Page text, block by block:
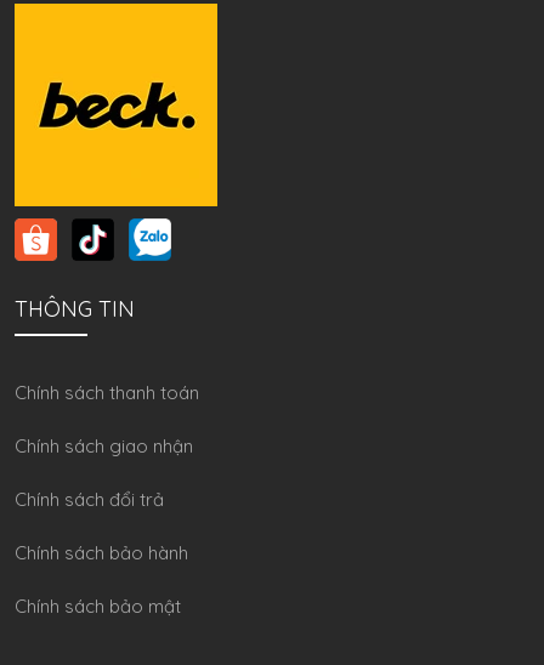
THÔNG TIN
Chính sách thanh toán
Chính sách giao nhận
Chính sách đổi trả
Chính sách bảo hành
Chính sách bảo mật